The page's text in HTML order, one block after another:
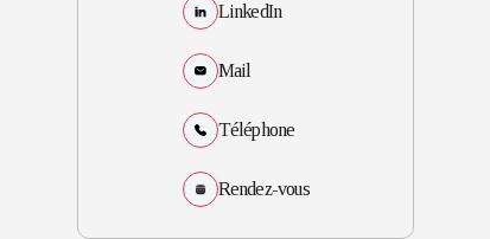
LinkedIn
Mail
Téléphone
Rendez-vous